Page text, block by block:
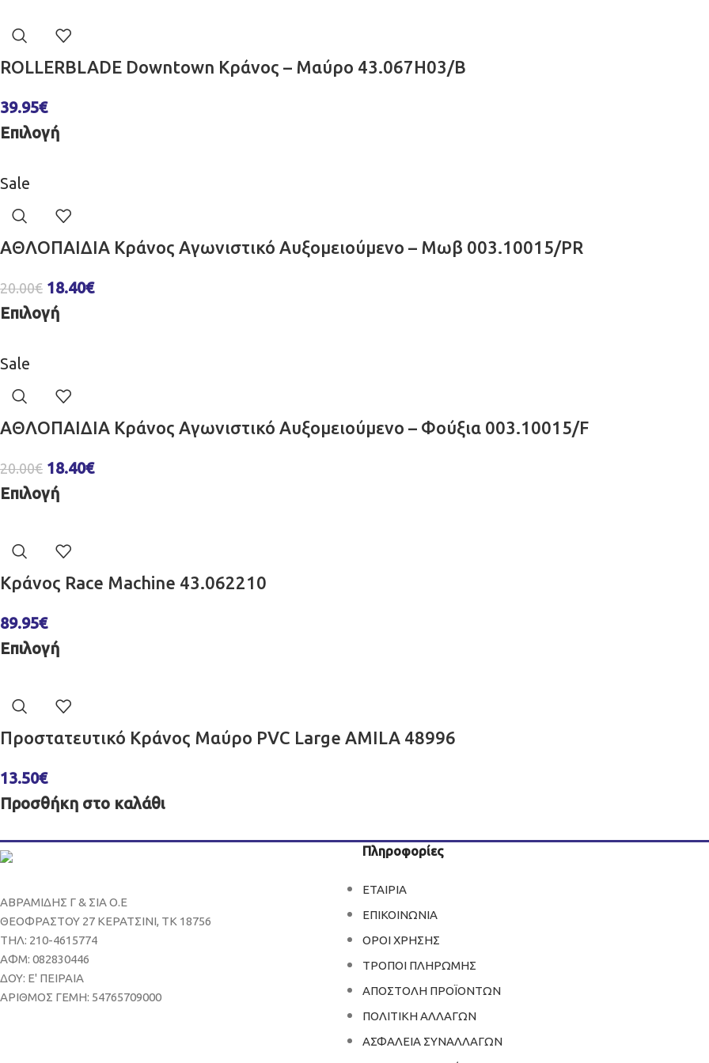
ROLLERBLADE Downtown Κράνος – Μαύρο 43.067H03/B
39.95€
Επιλογή
Sale
ΑΘΛΟΠΑΙΔΙΑ Κράνος Aγωνιστικό Αυξομειούμενο – Μωβ 003.10015/PR
20.00€ 18.40€
Επιλογή
Sale
ΑΘΛΟΠΑΙΔΙΑ Κράνος Aγωνιστικό Αυξομειούμενο – Φούξια 003.10015/F
20.00€ 18.40€
Επιλογή
Κράνος Race Machine 43.062210
89.95€
Επιλογή
Προστατευτικό Κράνος Μαύρο PVC Large AMILA 48996
13.50€
Προσθήκη στο καλάθι
ΑΒΡΑΜΙΔΗΣ Γ & ΣΙΑ Ο.Ε
ΘΕΟΦΡΑΣΤΟΥ 27 ΚΕΡΑΤΣΙΝΙ, ΤΚ 18756
ΤΗΛ: 210-4615774
ΑΦΜ: 082830446
ΔΟΥ: Ε' ΠΕΙΡΑΙΑ
ΑΡΙΘΜΟΣ ΓΕΜΗ: 54765709000
Πληροφορίες
ΕΤΑΙΡΙΑ
ΕΠΙΚΟΙΝΩΝΙΑ
ΟΡΟΙ ΧΡΗΣΗΣ
ΤΡΟΠΟΙ ΠΛΗΡΩΜΗΣ
ΑΠΟΣΤΟΛΗ ΠΡΟΪΟΝΤΩΝ
ΠΟΛΙΤΙΚΗ ΑΛΛΑΓΩΝ
ΑΣΦΑΛΕΙΑ ΣΥΝΑΛΛΑΓΩΝ